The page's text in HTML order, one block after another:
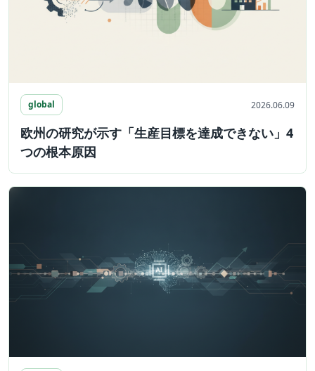
global 2026.06.09
欧州の研究が示す「生産目標を達成できない」4
つの根本原因